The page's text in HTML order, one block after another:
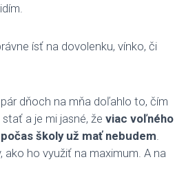
ísť na dovolenku, vínko, či
dňoch na mňa doľahlo to, čím
a je mi jasné, že viac voľného
školy už mať nebudem
ho využiť na maximum. A na